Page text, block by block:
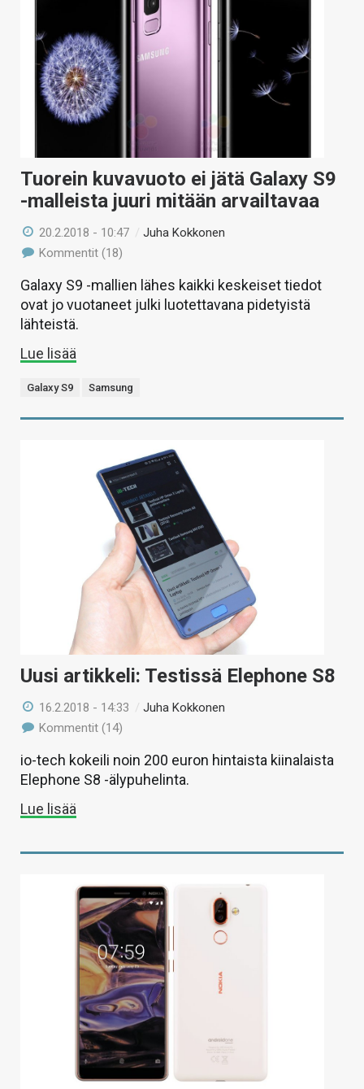
Tuorein kuvavuoto ei jätä Galaxy S9
-malleista juuri mitään arvailtavaa
20.2.2018 - 10:47 /Juha Kokkonen
Kommentit (18)
Galaxy S9 -mallien lähes kaikki keskeiset tiedot
ovat jo vuotaneet julki luotettavana pidetyistä
lähteistä.
Lue lisää
Galaxy S9 Samsung
Uusi artikkeli: Testissä Elephone S8
16.2.2018 - 14:33 /Juha Kokkonen
Kommentit (14)
io-tech kokeili noin 200 euron hintaista kiinalaista
Elephone S8 -älypuhelinta.
Lue lisää